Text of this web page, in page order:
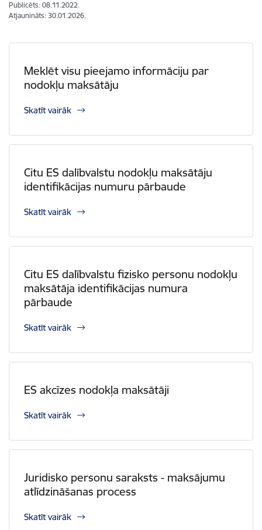
Publicēts: 08.11.2022.
Atjaunināts: 30.01.2026.
Meklēt visu pieejamo informāciju par
nodokļu maksātāju
Skatīt vairāk
Citu ES dalībvalstu nodokļu maksātāju
identifikācijas numuru pārbaude
Skatīt vairāk
Citu ES dalībvalstu fizisko personu nodokļu
maksātāja identifikācijas numura
pārbaude
Skatīt vairāk
ES akcīzes nodokļa maksātāji
Skatīt vairāk
Juridisko personu saraksts - maksājumu
atlīdzināšanas process
Skatīt vairāk